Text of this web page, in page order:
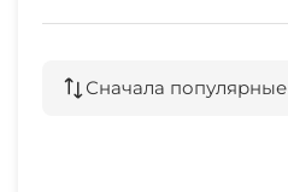
Сначала популярные